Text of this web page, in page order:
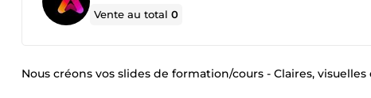
Vente au total0
Nous créons vos slides de formation/cours - Claires,